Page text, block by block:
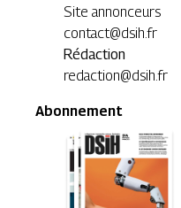
Site annonceurs
contact@dsih.fr
Rédaction
redaction@dsih.fr
Abonnement